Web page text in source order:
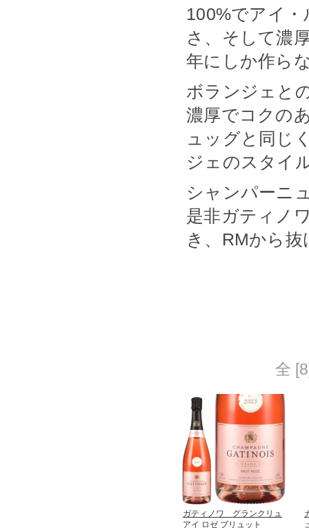
100%でアイ
さ、そして濃
年にしか作ら
ボランジェと
濃厚でコクの
ュッグと同じ
ジェのスタイ
シャンパーニ
是非ガティノ
き、RMから
全
ガティノワ グランクリュ
アイ ロゼ ブリュット